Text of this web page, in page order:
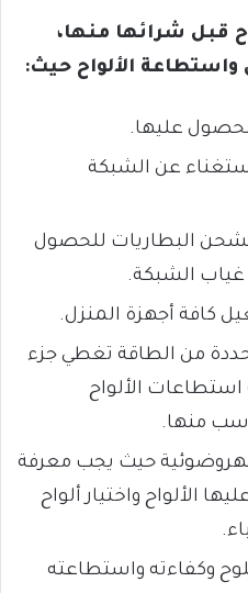
قبل شرائها منها،
الألواح حيث:
عليها.
عن الشبكة
البطاريات للحصول
الشبكة.
كافة أجهزة المنزل.
من الطاقة تغطي جزء
استطاعات الألواح
منها.
حيث يجب معرفة
الألواح واختيار ألواح
وكفاءته واستطاعته